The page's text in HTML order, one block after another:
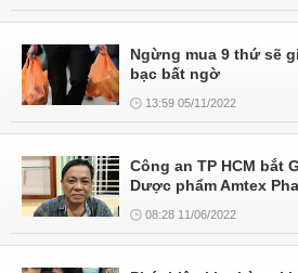
Ngừng mua 9 thứ sẽ
bạc bất ngờ
13:59 05/11/2022
Công an TP HCM bắt
Dược phẩm Amtex
08:28 11/06/2022